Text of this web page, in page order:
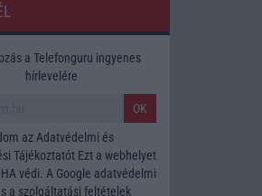
a Telefonguru ingyenes
hírlevelére
OK
az Adatvédelmi és
TájékoztatótEzt a webhelyet
védi. A Google adatvédelmi
a szolgáltatási feltételek